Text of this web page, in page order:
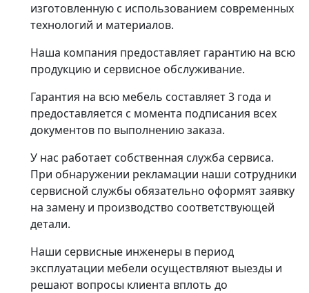
изготовленную с использованием современных
технологий и материалов.
Наша компания предоставляет гарантию на всю
продукцию и сервисное обслуживание.
Гарантия на всю мебель составляет 3 года и
предоставляется с момента подписания всех
документов по выполнению заказа.
У нас работает собственная служба сервиса.
При обнаружении рекламации наши сотрудники
сервисной службы обязательно оформят заявку
на замену и производство соответствующей
детали.
Наши сервисные инженеры в период
эксплуатации мебели осуществляют выезды и
решают вопросы клиента вплоть до